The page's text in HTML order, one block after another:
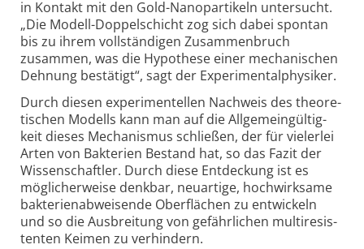
in Kontakt mit den Gold-Nano­partikeln unter­sucht.
„Die Modell-Doppel­schicht zog sich dabei spontan
bis zu ihrem voll­ständigen Zusammen­bruch
zusammen, was die Hypo­these einer mecha­nischen
Dehnung bestätigt“, sagt der Experi­mental­physiker.
Durch diesen experi­men­tellen Nachweis des theore­
tischen Modells kann man auf die Allgemein­gültig­
keit dieses Mechanismus schließen, der für vielerlei
Arten von Bakterien Bestand hat, so das Fazit der
Wissen­schaftler. Durch diese Entdeckung ist es
möglicher­weise denkbar, neuartige, hoch­wirk­same
bakterien­ab­weisende Ober­flächen zu entwickeln
und so die Ausbreitung von gefähr­lichen multi­resis­
tenten Keimen zu verhindern.